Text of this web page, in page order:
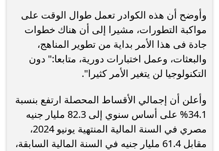
وأوضح أن هذه الكوادر تعمل طوال الوقت على
مواكبة التطورات، مشيرا إلى أن هناك خطوات
جادة فى هذا الأمر بداية من تطوير المناهج،
والبعثات، وعمل اختبارات دورية، متابعا:" دون
التكنولوجيا لن يتغير الأمر كثيرا".
وأعلن أن إجمالي الأقساط المحصلة ارتفع بنسبة
34.1% على أساس سنوي إلى 82.3 مليار جنيه
مصري في السنة المالية المنتهية يونيو 2024،
مقابل 61.4 مليار جنيه في السنة المالية السابقة،